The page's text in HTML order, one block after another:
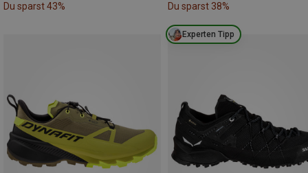
Du sparst 43% Du sparst 38%
Experten Tipp